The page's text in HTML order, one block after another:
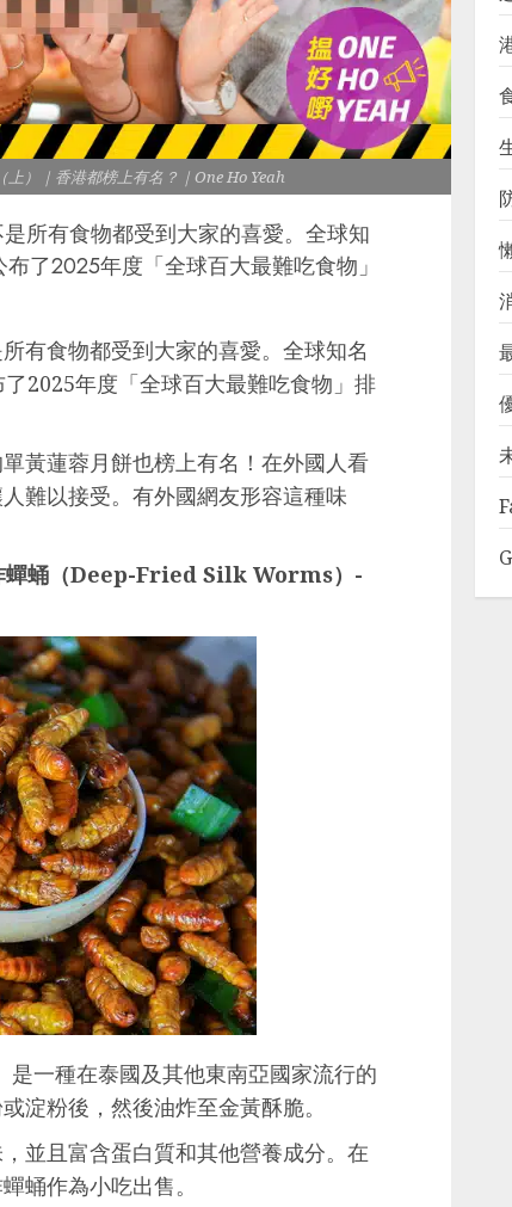
）｜香港都榜上有名？｜One Ho Yeah
所有食物都受到大家的喜愛。全球知
了2025年度「全球百大最難吃食物」
有食物都受到大家的喜愛。全球知名
2025年度「全球百大最難吃食物」排
黃蓮蓉月餅也榜上有名！在外國人看
難以接受。有外國網友形容這種味
蟬蛹（Deep-Fried Silk Worms）-
一種在泰國及其他東南亞國家流行的
淀粉後，然後油炸至金黃酥脆。
並且富含蛋白質和其他營養成分。在
蛹作為小吃出售。